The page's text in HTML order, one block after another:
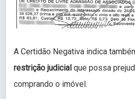
A Certidão Negativa indica
restrição judicial que possa
comprando o imóvel.